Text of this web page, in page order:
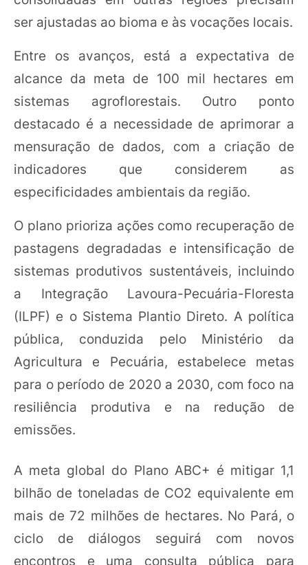
ser ajustadas ao bioma e às vocações locais.
Entre os avanços, está a expectativa de
alcance da meta de 100 mil hectares em
sistemas agroflorestais. Outro ponto
destacado é a necessidade de aprimorar a
mensuração de dados, com a criação de
indicadores que considerem as
especificidades ambientais da região.
O plano prioriza ações como recuperação de
pastagens degradadas e intensificação de
sistemas produtivos sustentáveis, incluindo
a Integração Lavoura-Pecuária-Floresta
(ILPF) e o Sistema Plantio Direto. A política
pública, conduzida pelo Ministério da
Agricultura e Pecuária, estabelece metas
para o período de 2020 a 2030, com foco na
resiliência produtiva e na redução de
emissões.
A meta global do Plano ABC+ é mitigar 1,1
bilhão de toneladas de CO2 equivalente em
mais de 72 milhões de hectares. No Pará, o
ciclo de diálogos seguirá com novos
encontros e uma consulta pública para